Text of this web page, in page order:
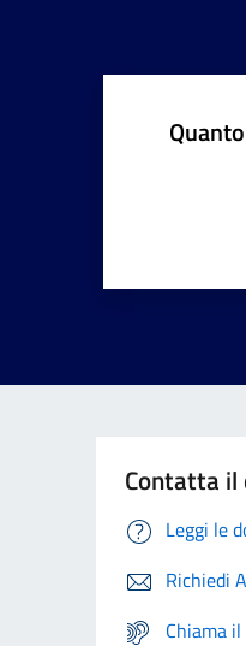
Contatta il
Leggi le
Richiedi
Chiama